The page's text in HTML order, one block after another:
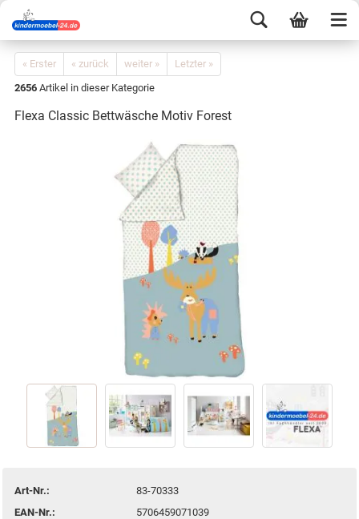
« Erster « zurück weiter »
Letzter »
2656 Artikel in dieser Kategorie
Flexa Classic Bettwäsche Motiv Forest
Art-Nr.:
83-70333
EAN-Nr.:
5706459071039